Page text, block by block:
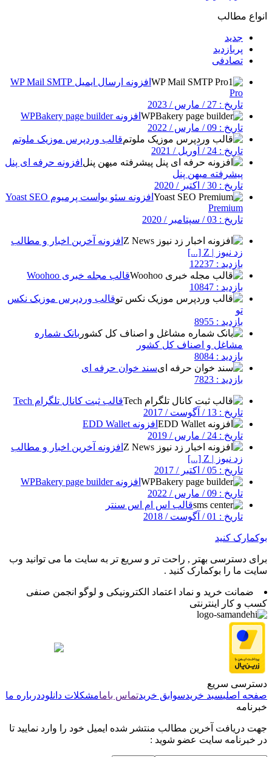
انواع مطالب
جدید
پربازدید
تصادفی
افزونه ارسال ایمیل WP Mail SMTP
Pro
تاریخ : 27 / مارس / 2023
افزونه WPBakery page builder
تاریخ : 09 / مارس / 2022
قالب وردپرس موزیک ملوتم
تاریخ : 24 / آوریل / 2021
افزونه حرفه ای پنل
پیشرفته میهن پنل
تاریخ : 30 / اکتبر / 2020
افزونه سئو یواست پرمیوم Yoast SEO
Premium
تاریخ : 03 / سپتامبر / 2020
افزونه آخرین اخبار و مطالب
زد نیوز | Z [...]
بازدید : 12237
قالب مجله خبری Woohoo
بازدید : 10847
قالب وردپرس موزیک نکس
تو
بازدید : 8955
بانک شماره
مشاغل و اصناف کل کشور
بازدید : 8084
سند خوان حرفه ای
بازدید : 7823
قالب ثبت کانال تلگرام Tech
تاریخ : 13 / آگوست / 2017
افزونه EDD Wallet
تاریخ : 24 / مارس / 2019
افزونه آخرین اخبار و مطالب
زد نیوز | Z [...]
تاریخ : 05 / اکتبر / 2017
افزونه WPBakery page builder
تاریخ : 09 / مارس / 2022
قالب اس ام اس سنتر
تاریخ : 01 / آگوست / 2018
بوکمارک کنید
برای دسترسی بهتر , راحت تر و سریع تر به سایت ما می توانید وب
سایت ما را بوکمارک کنید .
ضمانت خرید و نماد اعتماد الکترونیکی و لوگو انجمن صنفی
کسب و کار اینترنتی
دسترسی سریع
صفحه اصلیسبد خریدسوابق خریدتماس بامامشکلات دانلوددرباره ما
خبرنامه
جهت دریافت آخرین مطالب منتشر شده ایمیل خود را وارد نمایید تا
در خبرنامه سایت عضو شوید :